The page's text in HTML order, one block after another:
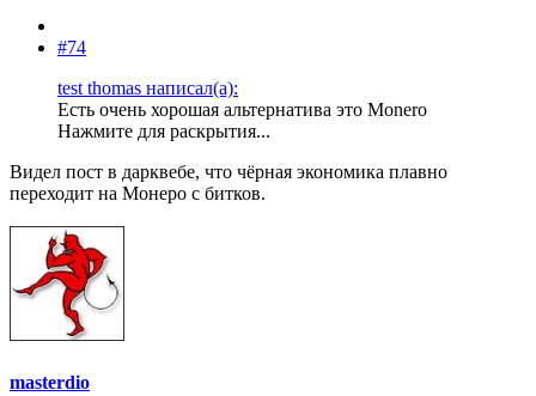
#74
test thomas написал(а):
Есть очень хорошая альтернатива это Monero
Нажмите для раскрытия...
Видел пост в дарквебе, что чёрная экономика плавно
переходит на Монеро с битков.
masterdio